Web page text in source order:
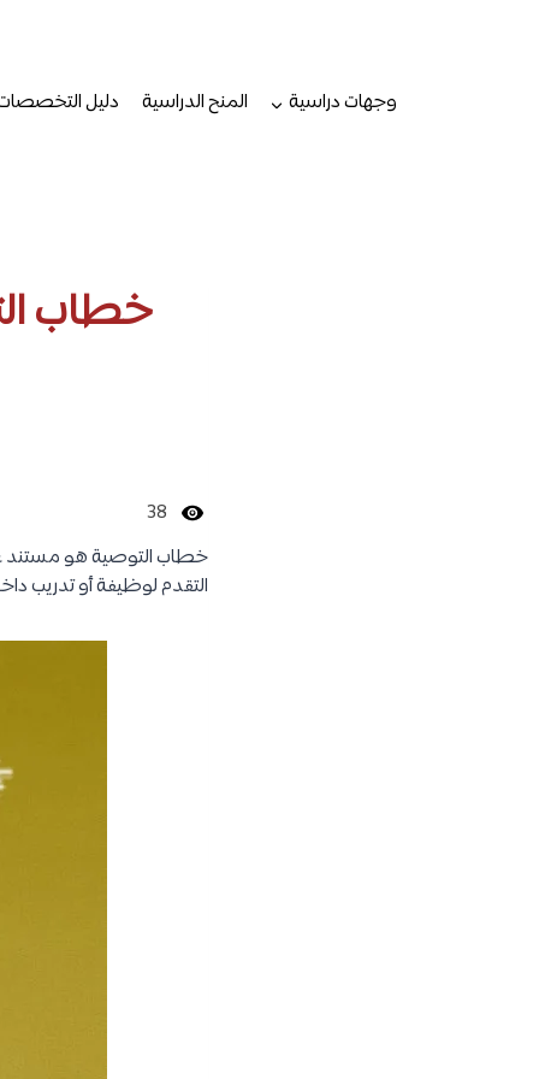
وجهات دراسية
المنح الدراسية دليل
خطاب
38
خطاب التوصية هو مستند
التقدم لوظيفة أو تدريب